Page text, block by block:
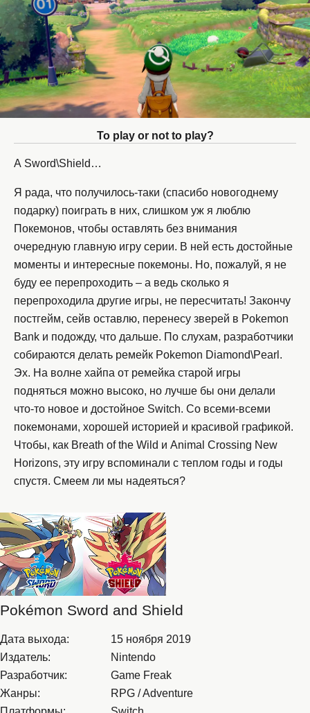
To play or not to play?
А Sword\Shield…
Я рада, что получилось-таки (спасибо новогоднему
подарку) поиграть в них, слишком уж я люблю
Покемонов, чтобы оставлять без внимания
очередную главную игру серии. В ней есть достойные
моменты и интересные покемоны. Но, пожалуй, я не
буду ее перепроходить – а ведь сколько я
перепроходила другие игры, не пересчитать! Закончу
постгейм, сейв оставлю, перенесу зверей в Pokemon
Bank и подожду, что дальше. По слухам, разработчики
собираются делать ремейк Pokemon Diamond\Pearl.
Эх. На волне хайпа от ремейка старой игры
подняться можно высоко, но лучше бы они делали
что-то новое и достойное Switch. Со всеми-всеми
покемонами, хорошей историей и красивой графикой.
Чтобы, как Breath of the Wild и Animal Crossing New
Horizons, эту игру вспоминали с теплом годы и годы
спустя. Смеем ли мы надеяться?
Pokémon Sword and Shield
Дата выхода:
15 ноября 2019
Издатель:
Nintendo
Разработчик:
Game Freak
Жанры:
RPG / Adventure